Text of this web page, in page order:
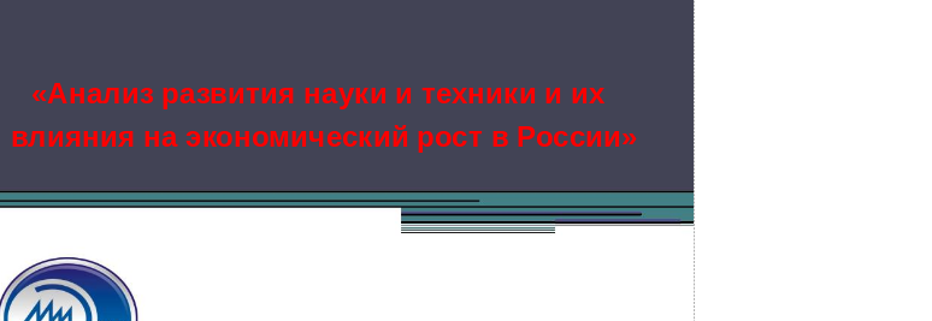
«Анализ развития науки и техники и их
влияния на экономический рост в России»